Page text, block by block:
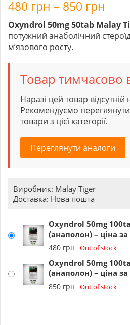
480 грн – 850 грн
Oxyndrol 50mg 50tab Malay
потужний анаболічний
м’язового росту.
Товар тимчасово
Наразі цей товар відсутній
Рекомендуємо
товари з цієї категорії.
Переглянути аналоги
Виробник: Malay Tiger
Доставка: Нова пошта
Oxyndrol 50mg
(анаполон) – ціна за
480 грн Out of stock
Oxyndrol 50mg
(анаполон) – ціна за
850 грн Out of stock